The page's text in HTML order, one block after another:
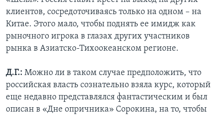
клиентов, сосредоточиваясь только на одном – на
Китае. Этого мало, чтобы поднять ее имидж как
рыночного игрока в глазах других участников
рынка в Азиатско-Тихоокеанском регионе.
Д.Г.: Можно ли в таком случае предположить, что
российская власть сознательно взяла курс, который
еще недавно представлялся фантастическим и был
описан в «Дне опричника» Сорокина, на то, чтобы